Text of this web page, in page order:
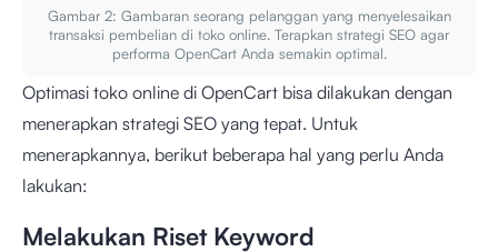
Gambar 2: Gambaran seorang pelanggan yang menyelesaikan
transaksi pembelian di toko online. Terapkan strategi SEO agar
performa OpenCart Anda semakin optimal.
Optimasi toko online di OpenCart bisa dilakukan dengan
menerapkan strategi SEO yang tepat. Untuk
menerapkannya, berikut beberapa hal yang perlu Anda
lakukan:
Melakukan Riset Keyword